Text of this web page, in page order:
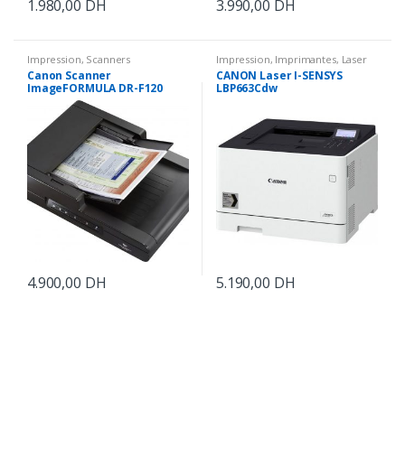
1.980,00 DH 3.990,00 DH
Impression, Scanners
Canon Scanner
ImageFORMULA DR-F120
4.900,00 DH
Impression, Imprimantes, Laser
Couleurs
CANON Laser I-SENSYS
LBP663Cdw
5.190,00 DH